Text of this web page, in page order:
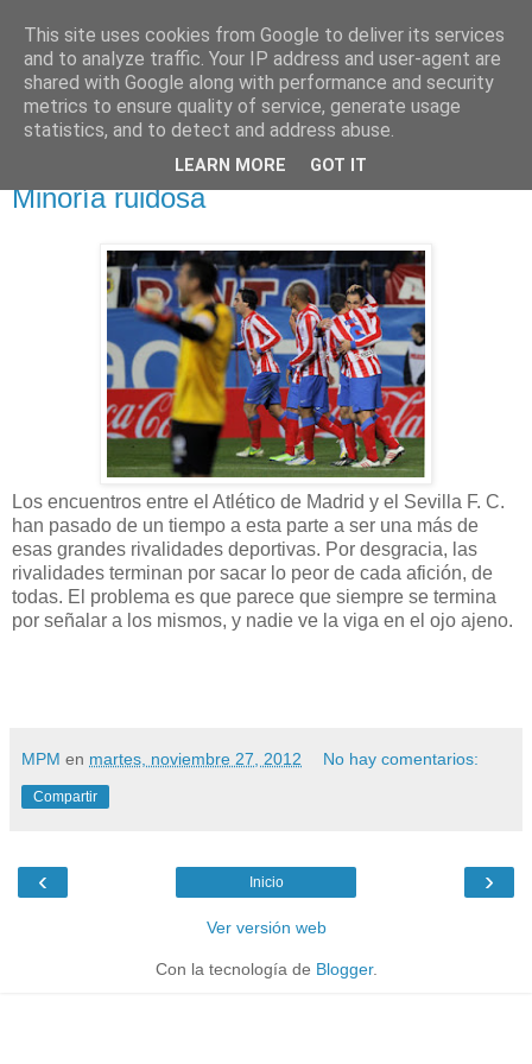
EN LA GRADA
Blog de opinión deportiva
martes, 27 de noviembre de 2012
Minoría ruidosa
Los encuentros entre el Atlético de Madrid y el Sevilla F. C.
han pasado de un tiempo a esta parte a ser una más de
esas grandes rivalidades deportivas. Por desgracia, las
rivalidades terminan por sacar lo peor de cada afición, de
todas. El problema es que parece que siempre se termina
por señalar a los mismos, y nadie ve la viga en el ojo ajeno.
MPM en martes, noviembre 27, 2012 No hay comentarios:
Compartir
‹ ›
Inicio
Ver versión web
Con la tecnología de Blogger.
This site uses cookies from Google to deliver its services
and to analyze traffic. Your IP address and user-agent are
shared with Google along with performance and security
metrics to ensure quality of service, generate usage
statistics, and to detect and address abuse.
LEARN MORE GOT IT